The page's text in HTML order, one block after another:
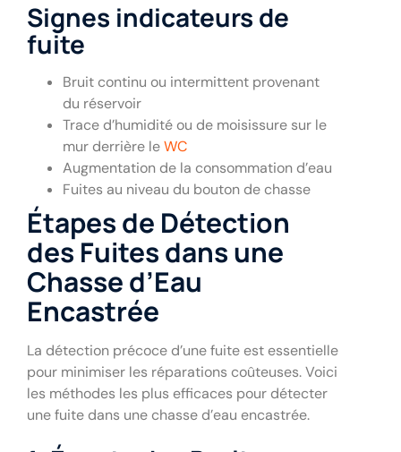
Signes indicateurs de
fuite
Bruit continu ou intermittent provenant
du réservoir
Trace d’humidité ou de moisissure sur le
mur derrière leWC
Augmentation de la consommation d’eau
Fuites au niveau du bouton de chasse
Étapes de Détection
des Fuites dans une
Chasse d’Eau
Encastrée
La détection précoce d’une fuite est essentielle
pour minimiser les réparations coûteuses. Voici
les méthodes les plus efficaces pour détecter
une fuite dans une chasse d’eau encastrée.